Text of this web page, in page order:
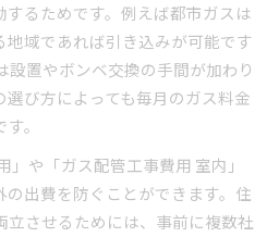
するためです。例えば都市ガスは
地域であれば引き込みが可能です
置やボンベ交換の手間が加わり
選び方によっても毎月のガス料金
。
や「ガス配管工事費用 室内」
の出費を防ぐことができます。住
立させるためには、事前に複数社